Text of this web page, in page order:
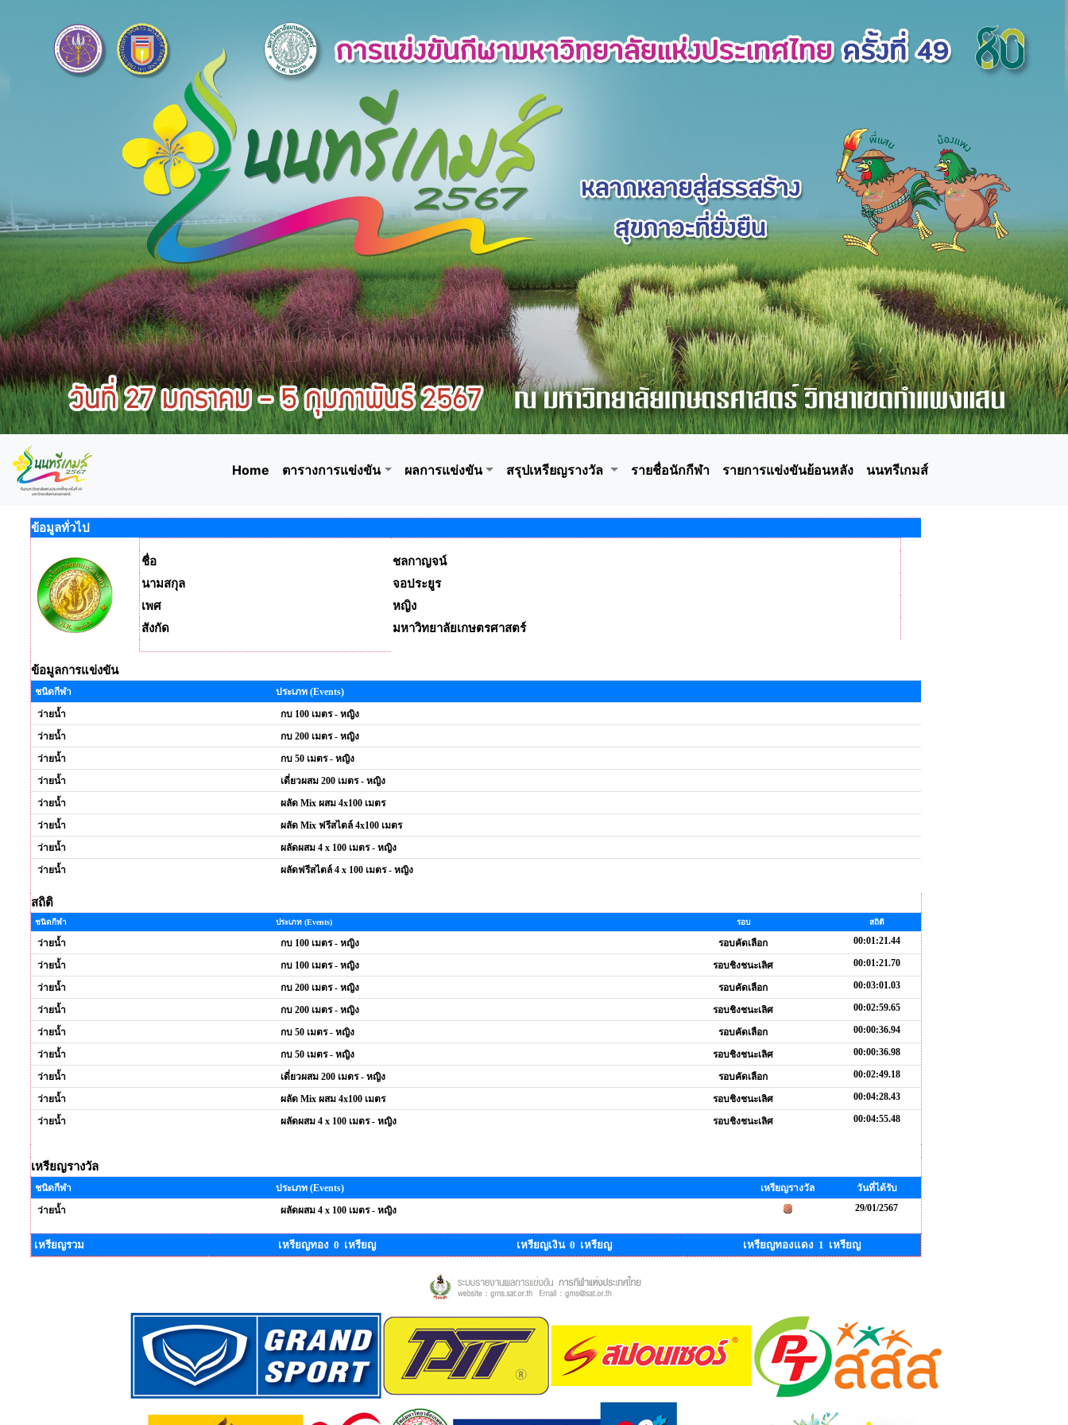
Home ตารางการแข่งขัน ผลการแข่งขัน สรุปเหรียญรางวัล รายชื่อนักกีฬา รายการแข่งขันย้อนหลัง นนทรีเกมส์
ข้อมูลทั่วไป
ชื่อ
ชลกาญจน์
นามสกุล
จอประยูร
เพศ
หญิง
สังกัด
มหาวิทยาลัยเกษตรศาสตร์
ข้อมูลการแข่งขัน
ชนิดกีฬา
ประเภท (Events)
ว่ายน้ำ
กบ 100 เมตร - หญิง
ว่ายน้ำ
กบ 200 เมตร - หญิง
ว่ายน้ำ
กบ 50 เมตร - หญิง
ว่ายน้ำ
เดี่ยวผสม 200 เมตร - หญิง
ว่ายน้ำ
ผลัด Mix ผสม 4x100 เมตร
ว่ายน้ำ
ผลัด Mix ฟรีสไตล์ 4x100 เมตร
ว่ายน้ำ
ผลัดผสม 4 x 100 เมตร - หญิง
ว่ายน้ำ
ผลัดฟรีสไตล์ 4 x 100 เมตร - หญิง
สถิติ
ชนิดกีฬา ประเภท (Events) รอบ สถิติ
ว่ายน้ำ กบ 100 เมตร - หญิง รอบคัดเลือก 00:01:21.44
ว่ายน้ำ กบ 100 เมตร - หญิง รอบชิงชนะเลิศ 00:01:21.70
ว่ายน้ำ กบ 200 เมตร - หญิง รอบคัดเลือก 00:03:01.03
ว่ายน้ำ กบ 200 เมตร - หญิง รอบชิงชนะเลิศ 00:02:59.65
ว่ายน้ำ กบ 50 เมตร - หญิง รอบคัดเลือก 00:00:36.94
ว่ายน้ำ กบ 50 เมตร - หญิง รอบชิงชนะเลิศ 00:00:36.98
ว่ายน้ำ เดี่ยวผสม 200 เมตร - หญิง รอบคัดเลือก 00:02:49.18
ว่ายน้ำ ผลัด Mix ผสม 4x100 เมตร รอบชิงชนะเลิศ 00:04:28.43
ว่ายน้ำ ผลัดผสม 4 x 100 เมตร - หญิง รอบชิงชนะเลิศ 00:04:55.48
เหรียญรางวัล
ชนิดกีฬา ประเภท (Events) เหรียญรางวัล
วันที่ได้รับ
ว่ายน้ำ
ผลัดผสม 4 x 100 เมตร - หญิง 29/01/2567
เหรียญรวม เหรียญทอง 0 เหรียญ เหรียญเงิน 0 เหรียญ เหรียญทองแดง 1 เหรียญ